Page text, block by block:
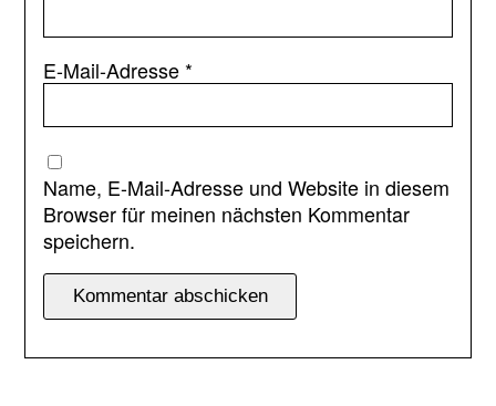
E-Mail-Adresse *
Name, E-Mail-Adresse und Website in diesem
Browser für meinen nächsten Kommentar
speichern.